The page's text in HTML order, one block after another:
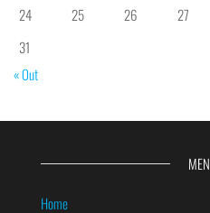
24
25 26 27
31
« Out
Home